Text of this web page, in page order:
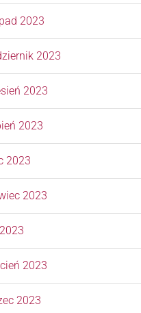
2023
2023
2023
2023
2023
2023
2023
2023